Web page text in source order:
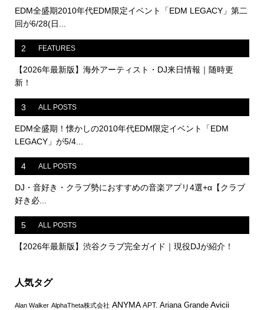
EDM全盛期2010年代EDM限定イベント「EDM LEGACY」第二
回が6/28(日...
2 FEATURES
【2026年最新版】海外アーティスト・DJ来日情報｜随時更
新！
3 ALL POSTS
EDM全盛期！懐かしの2010年代EDM限定イベント「EDM
LEGACY」が5/4...
4 ALL POSTS
DJ・音好き・クラブ勢におすすめの音楽アプリ4選+α【クラブ
好き必...
5 ALL POSTS
【2026年最新版】渋谷クラブ完全ガイド｜現役DJが紹介！
人気タグ
Alan Walker AlphaTheta株式会社 ANYMA APT. Ariana Grande Avicii